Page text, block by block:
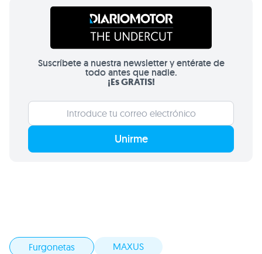
Suscríbete a nuestra newsletter y entérate de
todo antes que nadie.
¡Es GRATIS!
Unirme
Furgonetas
MAXUS